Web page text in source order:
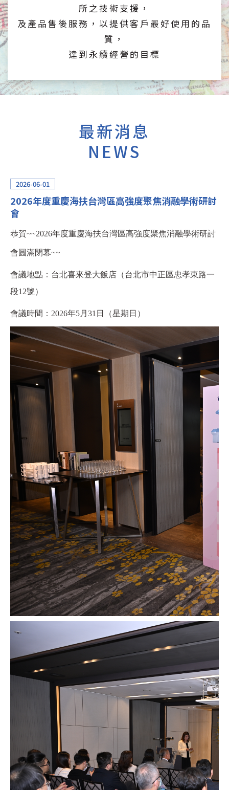
所之技術支援，
及產品售後服務，以提供客戶最好使用的品
質，
達到永續經營的目標
最新消息
NEWS
2026-06-01
2026年度重慶海扶台灣區高強度聚焦消融學術研討
會
恭賀~~2026年度重慶海扶台灣區高強度聚焦消融學術研討
會圓滿閉幕~~
會議地點：台北喜來登大飯店（台北市中正區忠孝東路一
段12號）
會議時間：2026年5月31日（星期日）